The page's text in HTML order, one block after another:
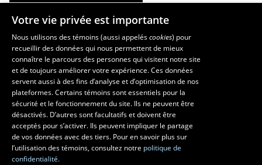
La Faculté et ses écoles
Faculté d’aménagement, d’architecture, d’art et de design
École d’art
École supérieure d’aménagement du territoire et de développement
régional
École d’architecture
École de design
Votre vie privée est importante
Nous utilisons des témoins (aussi appeléscookies) pour
recueillir des données qui nous permettent de mieux
connaître le parcours des personnes qui visitent notre site
et de toujours améliorer votre expérience. Ces données
servent aussi à des fins d’analyse et d’optimisation de nos
plateformes. Certains témoins sont essentiels pour la
sécurité et le fonctionnement du site. Ils ne peuvent être
désactivés. D’autres sont facultatifs et doivent être
acceptés pour s’activer. Ils peuvent impliquer le partage
de vos données avec des tiers. Pour en savoir plus sur
l’utilisation des témoins, consultez notre politique de
confidentialité.